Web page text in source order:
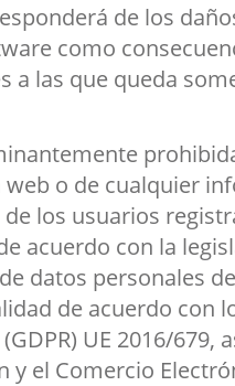
de los
como
a las que queda
web o de cualquier
los usuarios
acuerdo con la
datos personales
de acuerdo con
UE 2016/679,
y el Comercio